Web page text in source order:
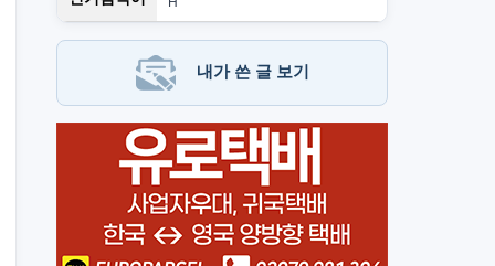
1
뉴몰
PT
내가 쓴 글 보기